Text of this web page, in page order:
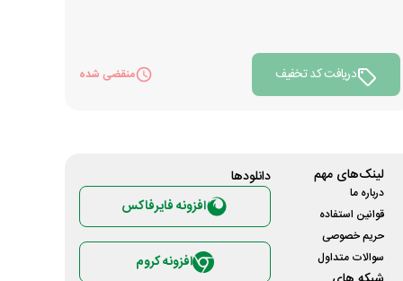
دریافت کد تخفیف منقضی شده
لینک‌های مهم
درباره ما
قوانین استفاده
حریم خصوصی
سوالات متداول
دانلود‌ها
افزونه فایرفاکس
افزونه کروم